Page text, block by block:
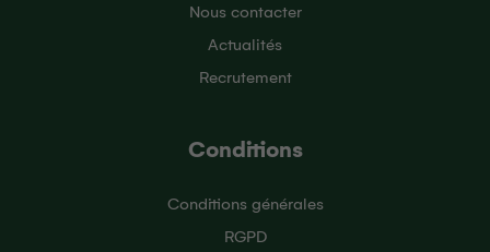
Nous contacter
Actualités
Recrutement
Conditions
Conditions générales
RGPD